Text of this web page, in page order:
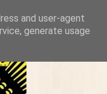
and user-agent
generate usage